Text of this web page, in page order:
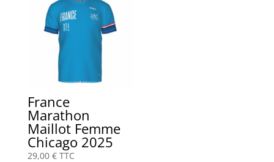
France
Marathon
Maillot Femme
Chicago 2025
29,00 € TTC